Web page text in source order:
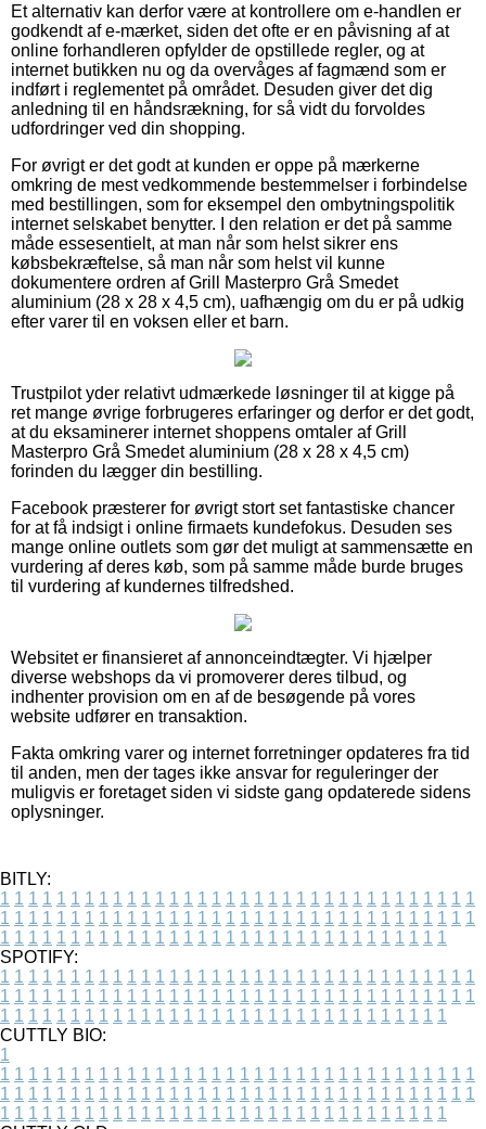
Et alternativ kan derfor være at kontrollere om e-handlen er
godkendt af e-mærket, siden det ofte er en påvisning af at
online forhandleren opfylder de opstillede regler, og at
internet butikken nu og da overvåges af fagmænd som er
indført i reglementet på området. Desuden giver det dig
anledning til en håndsrækning, for så vidt du forvoldes
udfordringer ved din shopping.
For øvrigt er det godt at kunden er oppe på mærkerne
omkring de mest vedkommende bestemmelser i forbindelse
med bestillingen, som for eksempel den ombytningspolitik
internet selskabet benytter. I den relation er det på samme
måde essesentielt, at man når som helst sikrer ens
købsbekræftelse, så man når som helst vil kunne
dokumentere ordren af Grill Masterpro Grå Smedet
aluminium (28 x 28 x 4,5 cm), uafhængig om du er på udkig
efter varer til en voksen eller et barn.
Trustpilot yder relativt udmærkede løsninger til at kigge på
ret mange øvrige forbrugeres erfaringer og derfor er det godt,
at du eksaminerer internet shoppens omtaler af Grill
Masterpro Grå Smedet aluminium (28 x 28 x 4,5 cm)
forinden du lægger din bestilling.
Facebook præsterer for øvrigt stort set fantastiske chancer
for at få indsigt i online firmaets kundefokus. Desuden ses
mange online outlets som gør det muligt at sammensætte en
vurdering af deres køb, som på samme måde burde bruges
til vurdering af kundernes tilfredshed.
Websitet er finansieret af annonceindtægter. Vi hjælper
diverse webshops da vi promoverer deres tilbud, og
indhenter provision om en af de besøgende på vores
website udfører en transaktion.
Fakta omkring varer og internet forretninger opdateres fra tid
til anden, men der tages ikke ansvar for reguleringer der
muligvis er foretaget siden vi sidste gang opdaterede sidens
oplysninger.
BITLY:
1 1 1 1 1 1 1 1 1 1 1 1 1 1 1 1 1 1 1 1 1 1 1 1 1 1 1 1 1 1 1 1 1 1
1 1 1 1 1 1 1 1 1 1 1 1 1 1 1 1 1 1 1 1 1 1 1 1 1 1 1 1 1 1 1 1 1 1
1 1 1 1 1 1 1 1 1 1 1 1 1 1 1 1 1 1 1 1 1 1 1 1 1 1 1 1 1 1 1 1
SPOTIFY:
1 1 1 1 1 1 1 1 1 1 1 1 1 1 1 1 1 1 1 1 1 1 1 1 1 1 1 1 1 1 1 1 1 1
1 1 1 1 1 1 1 1 1 1 1 1 1 1 1 1 1 1 1 1 1 1 1 1 1 1 1 1 1 1 1 1 1 1
1 1 1 1 1 1 1 1 1 1 1 1 1 1 1 1 1 1 1 1 1 1 1 1 1 1 1 1 1 1 1 1
CUTTLY BIO:
1
1 1 1 1 1 1 1 1 1 1 1 1 1 1 1 1 1 1 1 1 1 1 1 1 1 1 1 1 1 1 1 1 1 1
1 1 1 1 1 1 1 1 1 1 1 1 1 1 1 1 1 1 1 1 1 1 1 1 1 1 1 1 1 1 1 1 1 1
1 1 1 1 1 1 1 1 1 1 1 1 1 1 1 1 1 1 1 1 1 1 1 1 1 1 1 1 1 1 1 1